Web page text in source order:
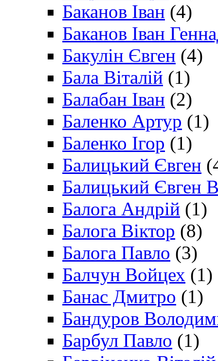
Баканов Іван (4)
Баканов Іван
Бакулін Євген (4)
Бала Віталій (1)
Балабан Іван (2)
Баленко Артур (1)
Баленко Ігор (1)
Балицький Євген
Балицький Євген
Балога Андрій (1)
Балога Віктор (8)
Балога Павло (3)
Балчун Войцех (1)
Банас Дмитро (1)
Бандуров
Барбул Павло (1)